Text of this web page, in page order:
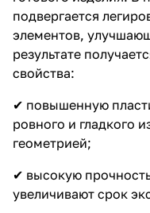
подвергается
элементов,
результате
свойства:
✔ повышенную
ровного и гладкого
геометрией;
✔ высокую
увеличивают срок